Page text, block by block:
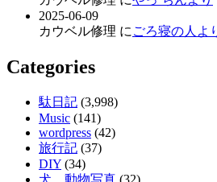
2025-06-09
カウベル修理 に ごろ寝の人よ
Categories
駄日記 (3,998)
Music (141)
wordpress (42)
旅行記 (37)
DIY (34)
犬、動物写真 (32)